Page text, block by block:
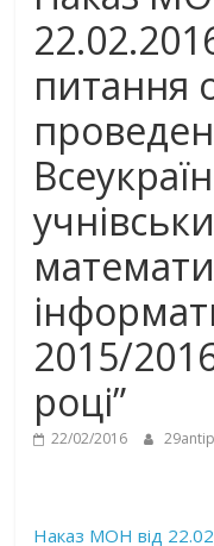
питання
2015/
році”
22/02/2016
Наказ МОН від